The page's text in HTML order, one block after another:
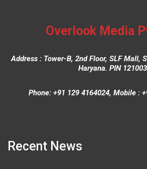
Overlook Media
Address : Tower-B, 2nd Floor, SLF Mall,
Haryana. PIN 121003
Phone: +91 129 4164024, Mobile :
Recent News